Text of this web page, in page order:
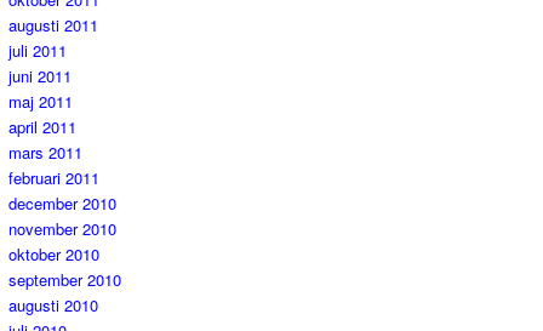
augusti 2011
juli 2011
juni 2011
maj 2011
april 2011
mars 2011
februari 2011
december 2010
november 2010
oktober 2010
september 2010
augusti 2010